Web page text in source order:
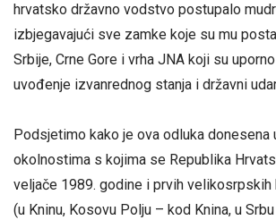
hrvatsko državno vodstvo postupalo
izbjegavajući sve zamke koje su mu
Srbije, Crne Gore i vrha JNA koji su
uvođenje izvanrednog stanja i državni
Podsjetimo kako je ova odluka donesena
okolnostima s kojima se Republika
veljače 1989. godine i prvih velikosrpskih
(u Kninu, Kosovu Polju – kod Knina, u